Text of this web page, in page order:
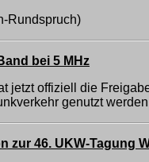
Rundspruch)
bei 5 MHz
jetzt offiziell die
genutzt
zur 46. UKW-Tagung